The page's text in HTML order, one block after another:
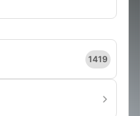
1419